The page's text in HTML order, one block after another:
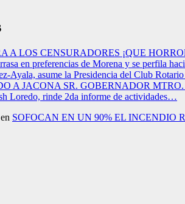
A LOS CENSURADORES ¡QUE
en preferencias de Morena y se perfila
Ayala, asume la Presidencia del Club
A JACONA SR. GOBERNADOR
Loredo, rinde 2da informe de actividades…
en SOFOCAN EN UN 90% EL INCENDIO